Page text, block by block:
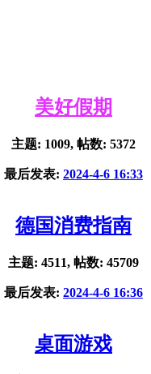
美好假期
主题: 1009, 帖数: 5372
最后发表: 2024-4-6 16:33
德国消费指南
主题: 4511, 帖数: 45709
最后发表: 2024-4-6 16:36
桌面游戏